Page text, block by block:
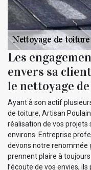
Les
envers sa
le nettoyage
Ayant à son actif
de toiture, Artisan
réalisation de vos projets
environs. Entreprise
devons notre renommée
prennent plaire à
l’écoute de vos envies,